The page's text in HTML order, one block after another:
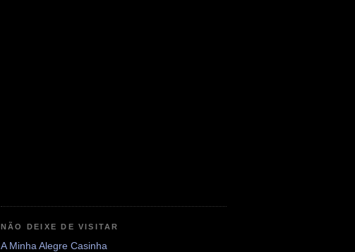
NÃO DEIXE DE VISITAR
A Minha Alegre Casinha